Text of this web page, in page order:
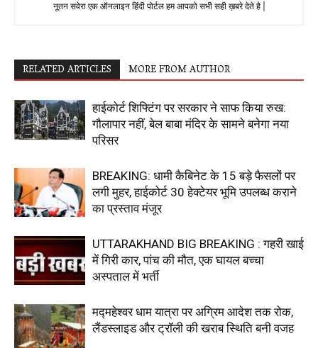
नूतन सवेरा एक ऑनलाइन हिंदी पोर्टल हम आपको सभी सही ख़बरे देते है |
RELATED ARTICLES MORE FROM AUTHOR
हाईकोर्ट शिफ्टिंग पर सरकार ने साफ किया रुख:
गौलापार नहीं, बेल बाबा मंदिर के सामने बनेगा नया
परिसर
BREAKING: धामी कैबिनेट के 15 बड़े फैसलों पर
लगी मुहर, हाईकोर्ट 30 हेक्टेयर भूमि उपलब्ध कराने
का प्रस्ताव मंजूर
UTTARAKHAND BIG BREAKING : गहरी खाई
में गिरी कार, पांच की मौत, एक घायल बच्चा
अस्पताल में भर्ती
मद्महेश्वर धाम यात्रा पर अग्रिम आदेश तक रोक,
लैंडस्लाइड और ट्रॉली की खराब स्थिति बनी वजह